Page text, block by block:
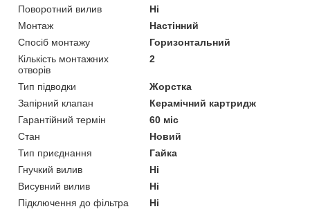
Поворотний вилив
Ні
Монтаж
Настінний
Спосіб монтажу
Горизонтальний
Кількість монтажних
отворів
2
Тип підводки
Жорстка
Запірний клапан
Керамічний картридж
Гарантійний термін
60 міс
Стан
Новий
Тип приєднання
Гайка
Гнучкий вилив
Ні
Висувний вилив
Ні
Підключення до фільтра
Ні